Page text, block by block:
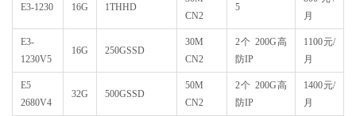
E3-1230 16G 1THHD
CN2
5
月
E3-
1230V5
16G 250GSSD
30M
CN2
2个 200G高
防IP
1100元/
月
E5
2680V4
32G 500GSSD
50M
CN2
2个 200G高
防IP
1400元/
月